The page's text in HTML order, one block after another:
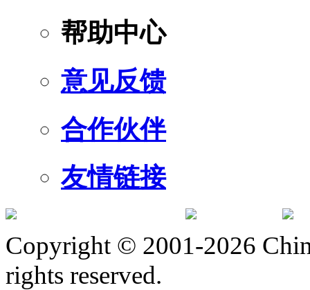
帮助中心
意见反馈
合作伙伴
友情链接
Copyright © 2001-2026
rights reserved.